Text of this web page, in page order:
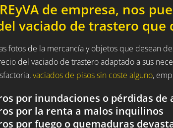
de empresa, nos
vaciado de trastero que
fotos de la mercancía y objetos que desean
del vaciado de trastero adaptado a sus
vaciados de pisos sin coste alguno,
por inundaciones o pérdidas de
por la renta a malos inquilinos
por fuego o quemaduras